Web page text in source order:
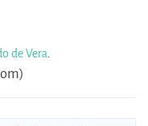
de Vera.